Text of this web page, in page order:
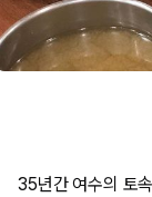
35년간 여수의 토